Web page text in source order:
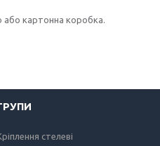
або картонна коробка.
стелеві